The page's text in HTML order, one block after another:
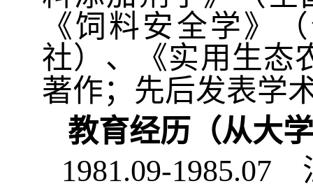
《饲料安全学》
社）、《实用生态
著作；先后发表学
教育经历（从大
1981.09-1985.07